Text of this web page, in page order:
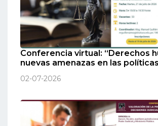
Conferencia virtual: “Derechos
nuevas amenazas en las
02-07-2026